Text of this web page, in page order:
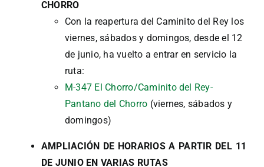
CHORRO
Con la reapertura del Caminito del Rey los
viernes, sábados y domingos, desde el 12
de junio, ha vuelto a entrar en servicio la
ruta:
M-347 El Chorro/Caminito del Rey-
Pantano del Chorro (viernes, sábados y
domingos)
AMPLIACIÓN DE HORARIOS A PARTIR DEL 11
DE JUNIO EN VARIAS RUTAS